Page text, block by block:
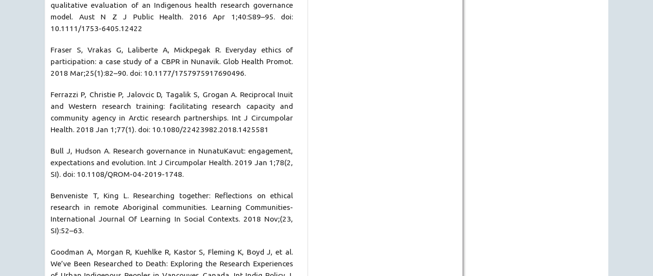
qualitative evaluation of an Indigenous health research governance
model. Aust N Z J Public Health. 2016 Apr 1;40:S89–95. doi:
10.1111/1753-6405.12422
Fraser S, Vrakas G, Laliberte A, Mickpegak R. Everyday ethics of
participation: a case study of a CBPR in Nunavik. Glob Health Promot.
2018 Mar;25(1):82–90. doi: 10.1177/1757975917690496.
Ferrazzi P, Christie P, Jalovcic D, Tagalik S, Grogan A. Reciprocal Inuit
and Western research training: facilitating research capacity and
community agency in Arctic research partnerships. Int J Circumpolar
Health. 2018 Jan 1;77(1). doi: 10.1080/22423982.2018.1425581
Bull J, Hudson A. Research governance in NunatuKavut: engagement,
expectations and evolution. Int J Circumpolar Health. 2019 Jan 1;78(2,
SI). doi: 10.1108/QROM-04-2019-1748.
Benveniste T, King L. Researching together: Reflections on ethical
research in remote Aboriginal communities. Learning Communities-
International Journal Of Learning In Social Contexts. 2018 Nov;(23,
SI):52–63.
Goodman A, Morgan R, Kuehlke R, Kastor S, Fleming K, Boyd J, et al.
We’ve Been Researched to Death: Exploring the Research Experiences